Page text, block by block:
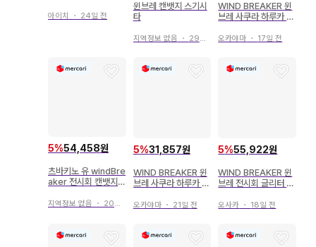
아이치 ・ 24일 전
윈브레 캔뱃지 스기시
타
지역정보 없음 ・ 29일 전
WIND BREAKER 윈
브레 사쿠라 하루카 아
드/클리어 파일
오카야마 ・ 17일 전
5%54,458원
츠바키노 유 windBre
aker 전시회 캔뱃지
r 윈브레
지역정보 없음 ・ 20일 전
5%31,857원
WIND BREAKER 윈
브레 사쿠라 하루카 아
스탠드
오카야마・ 21일 전
5%55,922원
WIND BREAKER 윈
브레 전시회 글리터 캔
키
오사카 ・ 18일 전